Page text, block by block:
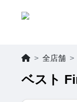
全店舗
ベスト